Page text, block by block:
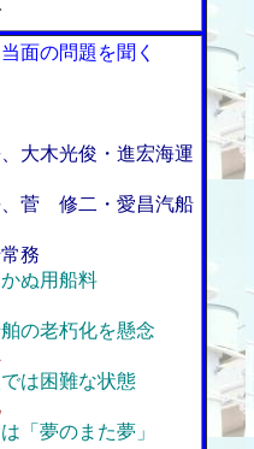
面の問題を聞く
大木光俊・進宏海運
修二・愛昌汽船
務
ぬ用船料
の老朽化を懸念
は困難な状態
「夢のまた夢」